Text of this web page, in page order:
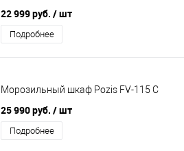
22 999 руб. / шт
Подробнее
Морозильный шкаф Pozis FV-115 C
25 990 руб. / шт
Подробнее